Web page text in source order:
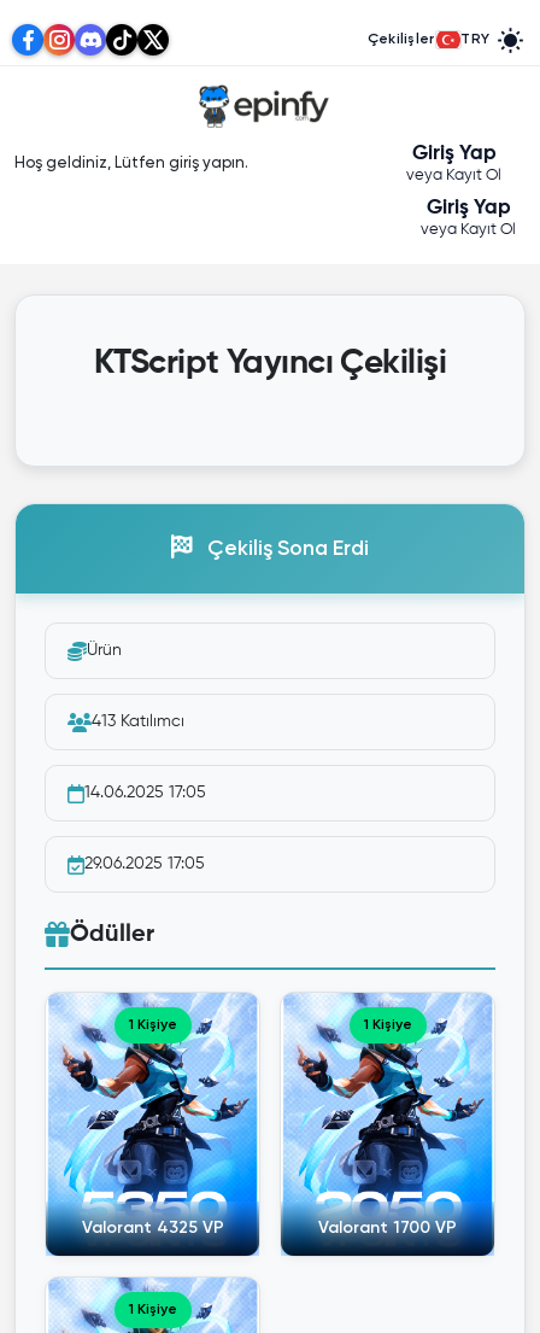
Çekilişler TRY
Hoş geldiniz, Lütfen giriş yapın. Giriş Yap
veya Kayıt Ol
Giriş Yap
veya Kayıt Ol
KTScript Yayıncı Çekilişi
Çekiliş Sona Erdi
Ürün
413 Katılımcı
14.06.2025 17:05
29.06.2025 17:05
Ödüller
1 Kişiye
Valorant 4325 VP
1 Kişiye
Valorant 1700 VP
1 Kişiye